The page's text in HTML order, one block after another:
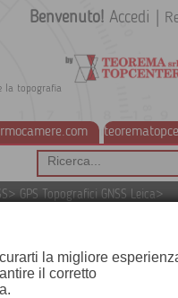
la topografia
Benvenuto! Accedi
> GPS Topografici GNSS Leica >
la migliore
il corretto